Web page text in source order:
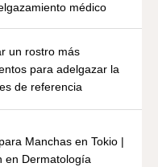
médico
un rostro más
para adelgazar la
de referencia
Manchas en Tokio |
en Dermatología